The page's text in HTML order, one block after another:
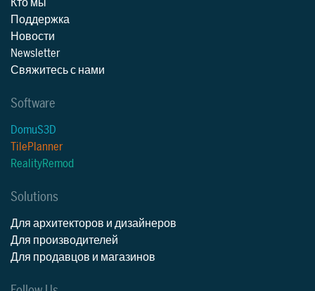
Поддержка
Новости
Newsletter
Свяжитесь с нами
Software
DomuS3D
TilePlanner
RealityRemod
Solutions
Для архитекторов и дизайнеров
Для производителей
Для продавцов и магазинов